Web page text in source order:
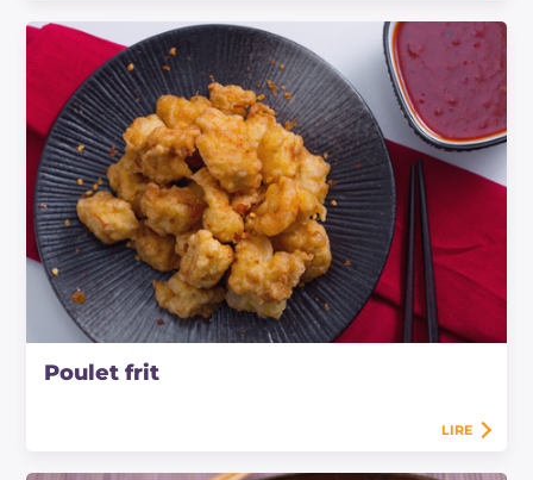
Poulet frit
LIRE